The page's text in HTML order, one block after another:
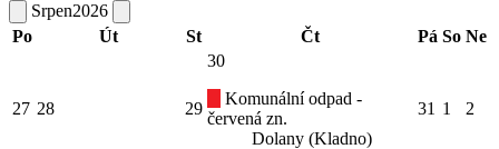
Srpen2026
Po
Út St Čt Pá So Ne
27 28 29
30
Komunální odpad -
červená zn.
Dolany (Kladno)
31 1 2